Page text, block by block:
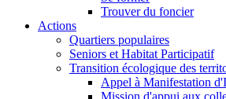
Trouver du foncier
Actions
Quartiers populaires
Seniors et Habitat Participatif
Transition écologique des
Appel à Manifestation
Mission d'appui aux